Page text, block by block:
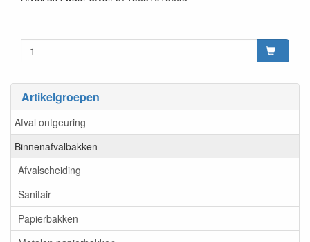
Artikelgroepen
Afval ontgeuring
Binnenafvalbakken
Afvalscheiding
Sanitair
Papierbakken